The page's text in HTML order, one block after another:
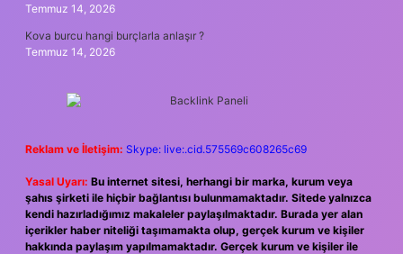
Temmuz 14, 2026
Kova burcu hangi burçlarla anlaşır ?
Temmuz 14, 2026
Reklam ve İletişim: Skype: live:.cid.575569c608265c69
Yasal Uyarı: Bu internet sitesi, herhangi bir marka, kurum veya
şahıs şirketi ile hiçbir bağlantısı bulunmamaktadır. Sitede yalnızca
kendi hazırladığımız makaleler paylaşılmaktadır. Burada yer alan
içerikler haber niteliği taşımamakta olup, gerçek kurum ve kişiler
hakkında paylaşım yapılmamaktadır. Gerçek kurum ve kişiler ile